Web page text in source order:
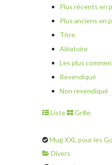
Plus récents en
Plus anciens en
Titre
Aléatoire
Les plus
Revendiqué
Non revendiqué
Liste Grille
Mug XXL pour les
Divers